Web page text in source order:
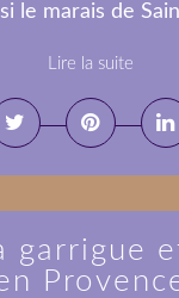
le marais de
Lire la suite
garrigue